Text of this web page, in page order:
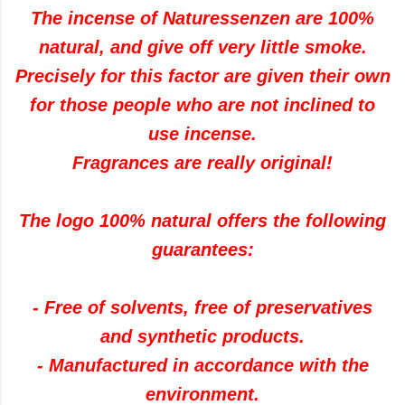
The incense of Naturessenzen are 100%
natural, and give off very little smoke.
Precisely for this factor are given their own
for those people who are not inclined to
use incense.
Fragrances are really original!
The logo 100% natural offers the following
guarantees:
- Free of solvents, free of preservatives
and synthetic products.
- Manufactured in accordance with the
environment.